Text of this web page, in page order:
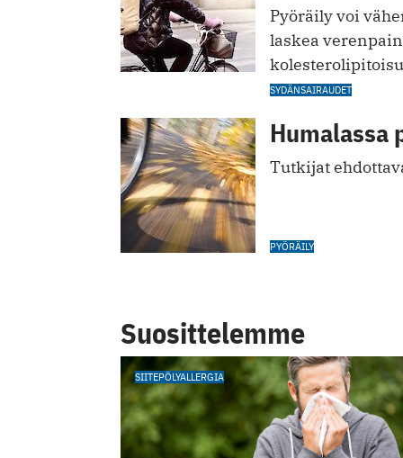
Pyöräily voi
laskea
SYDÄNSAIRAUDET
Humalassa
Tutkijat
PYÖRÄILY
Suosittelemme
SIITEPÖLYALLERGIA